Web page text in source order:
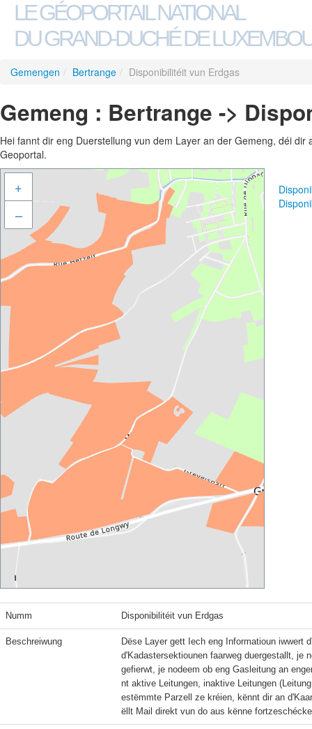
LE GÉOPORTAIL NATIONAL
DU GRAND-DUCHÉ DE
Gemengen / Bertrange / Disponibilitéit vun Erdgas
Gemeng : Bertrange ->
Hei fannt dir eng Duerstellung vun dem Layer an der Gemeng, déi
Geoportal.
+
–
Numm Disponibilitéit vun Erdgas
Beschreiwung
Dëse Layer gett Iech eng Informatioun iwwert
d'Kadastersektiounen faarweg duergestallt, je
gefierwt, je nodeem ob eng Gasleitung an
nt aktive Leitungen, inaktive Leitungen
estëmmte Parzell ze kréien, kënnt dir an
ëllt Mail direkt vun do aus kënne